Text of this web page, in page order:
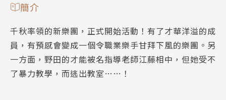
簡介
千秋率領的新樂團，正式開始活動！有了才華洋溢的成
員，有預感會變成一個令職業樂手甘拜下風的樂團。另
一方面，野田的才能被名指導老師江藤相中，但她受不
了暴力教學，而逃出教室……！